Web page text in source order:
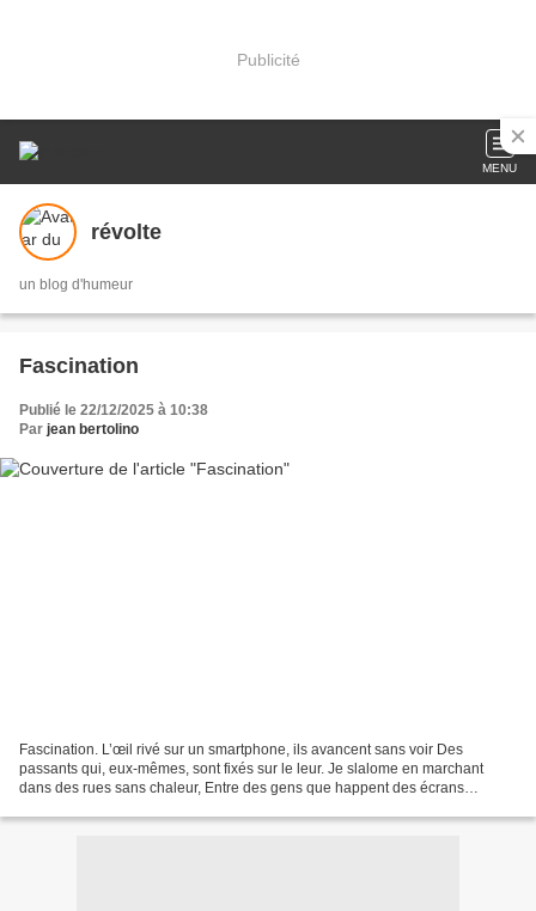
Publicité
MENU
révolte
un blog d'humeur
Fascination
Publié le 22/12/2025 à 10:38
Par jean bertolino
Fascination. L’œil rivé sur un smartphone, ils avancent sans voir Des
passants qui, eux-mêmes, sont fixés sur le leur. Je slalome en marchant
dans des rues sans chaleur, Entre des gens que happent des écrans